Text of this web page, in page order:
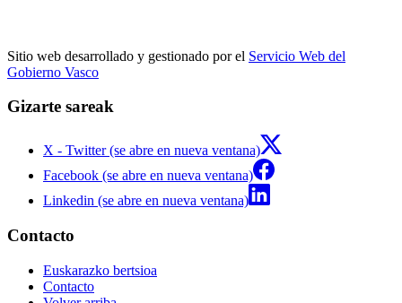
Sitio web desarrollado y gestionado por el Servicio Web del
Gobierno Vasco
Gizarte sareak
X - Twitter (se abre en nueva ventana)
Facebook (se abre en nueva ventana)
Linkedin (se abre en nueva ventana)
Contacto
Euskarazko bertsioa
Contacto